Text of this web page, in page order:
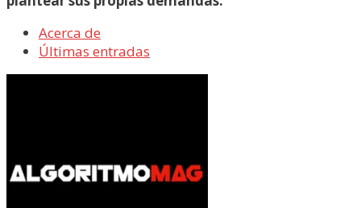
Acerca de
Últimas entradas